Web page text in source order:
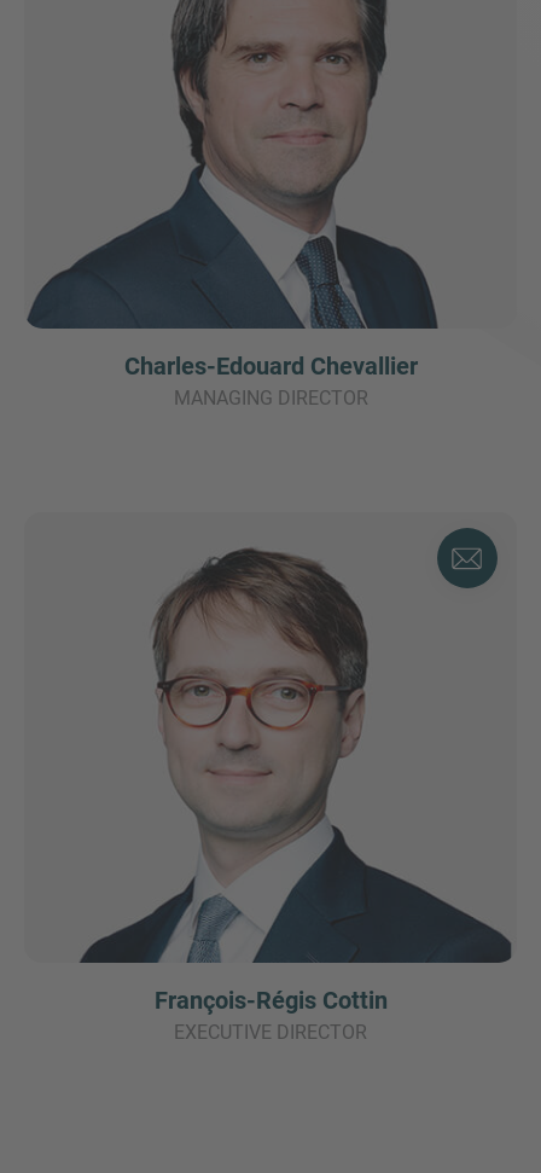
Charles-Edouard Chevallier
MANAGING DIRECTOR
François-Régis Cottin
EXECUTIVE DIRECTOR